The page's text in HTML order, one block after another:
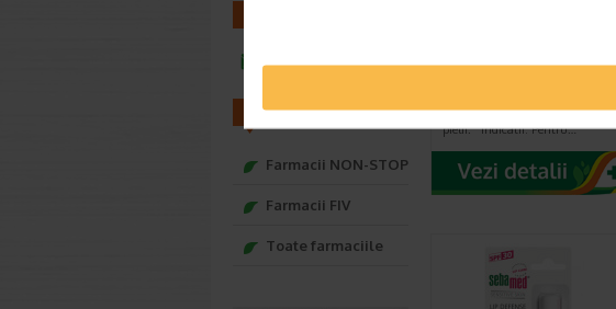
dermatologica…
refacerea echilibrului hidric al
pielii. Indicatii: Pentru…
infoline@catena.ro
FARMACII
Farmacii NON-STOP
Farmacii FIV
Toate farmaciile